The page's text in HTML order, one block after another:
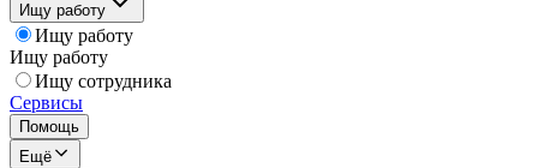
Ищу работу
Ищу работу
Ищу работу
Ищу сотрудника
Сервисы
Помощь
Ещё